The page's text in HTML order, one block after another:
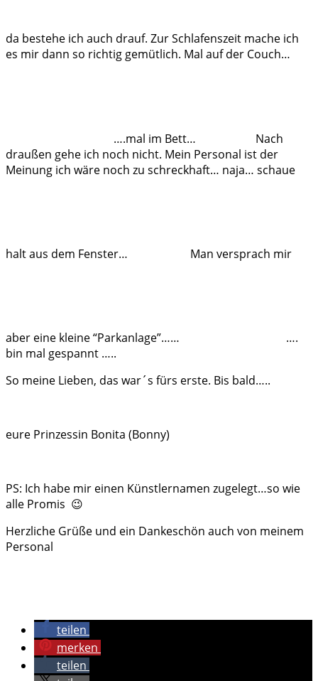
da bestehe ich auch drauf. Zur Schlafenszeit mache ich
es mir dann so richtig gemütlich. Mal auf der Couch…
….mal im Bett…
Nach
draußen gehe ich noch nicht. Mein Personal ist der
Meinung ich wäre noch zu schreckhaft… naja… schaue
halt aus dem Fenster… Man versprach mir
aber eine kleine “Parkanlage”……
….
bin mal gespannt …..
So meine Lieben, das war´s fürs erste. Bis bald…..
eure Prinzessin Bonita (Bonny)
PS: Ich habe mir einen Künstlernamen zugelegt…so wie
alle Promis 😉
Herzliche Grüße und ein Dankeschön auch von meinem
Personal
teilen
merken
teilen